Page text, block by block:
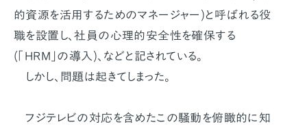
的資源を活用するためのマネージャー)と呼ばれる役
職を設置し、社員の心理的安全性を確保する
(「HRM」の導入)、などと記されている。
しかし、問題は起きてしまった。
フジテレビの対応を含めたこの騒動を俯瞰的に知